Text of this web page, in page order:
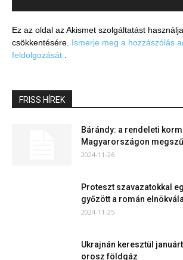
Ez az oldal az Akismet szolgáltatást
csökkentésére. Ismerje meg a hozzászólás
feldolgozását
FRISS HÍREK
Bárándy: a rendeleti
Magyarországon
2024-11-26
Proteszt szavazatokkal
győzött a román
2024-11-25
Ukrajnán keresztül
orosz földgáz